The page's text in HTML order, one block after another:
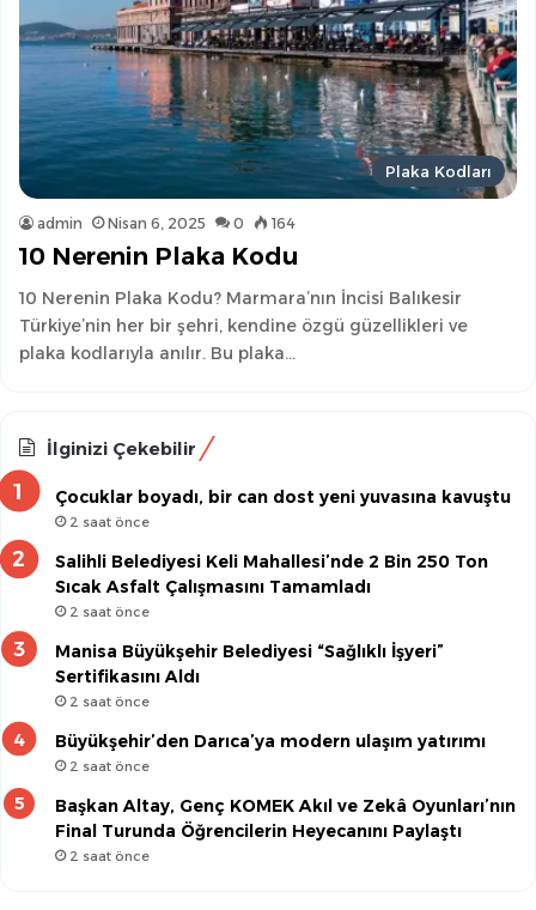
Plaka Kodları
admin Nisan 6, 2025 0 164
10 Nerenin Plaka Kodu
10 Nerenin Plaka Kodu? Marmara’nın İncisi Balıkesir
Türkiye’nin her bir şehri, kendine özgü güzellikleri ve
plaka kodlarıyla anılır. Bu plaka…
İlginizi Çekebilir
Çocuklar boyadı, bir can dost yeni yuvasına kavuştu
2 saat önce
Salihli Belediyesi Keli Mahallesi’nde 2 Bin 250 Ton
Sıcak Asfalt Çalışmasını Tamamladı
2 saat önce
Manisa Büyükşehir Belediyesi “Sağlıklı İşyeri”
Sertifikasını Aldı
2 saat önce
Büyükşehir’den Darıca’ya modern ulaşım yatırımı
2 saat önce
Başkan Altay, Genç KOMEK Akıl ve Zekâ Oyunları’nın
Final Turunda Öğrencilerin Heyecanını Paylaştı
2 saat önce